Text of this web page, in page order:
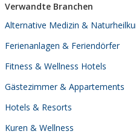
Verwandte Branchen
Alternative Medizin &
Ferienanlagen & Feriendörfer
Fitness & Wellness Hotels
Gästezimmer & Appartements
Hotels & Resorts
Kuren & Wellness